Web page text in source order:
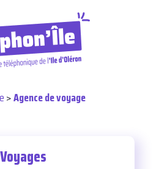
>Agence de voyage